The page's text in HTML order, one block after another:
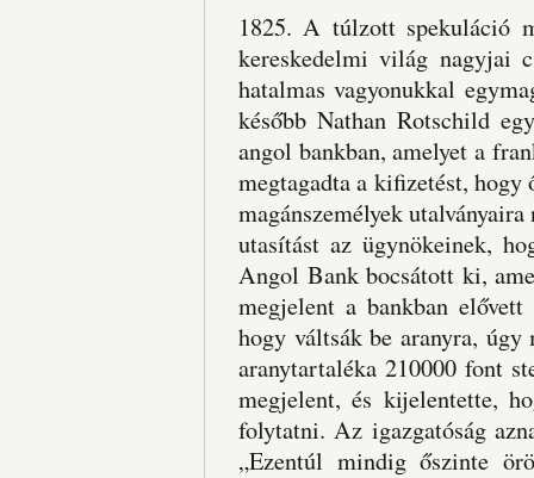
1825. A túlzott spekuláció
kereskedelmi világ nagyjai
hatalmas vagyonukkal
később Nathan Rotschild
angol bankban, amelyet a
megtagadta a kifizetést,
magánszemélyek
utasítást az ügynökeinek,
Angol Bank bocsátott ki,
megjelent a bankban
hogy váltsák be aranyra,
aranytartaléka 210000 font
megjelent, és kijelentette,
folytatni. Az igazgatóság
„Ezentúl mindig őszinte